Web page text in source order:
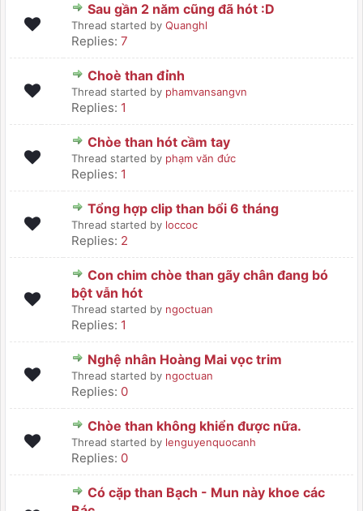
Sau gần 2 năm cũng đã hót :D
Thread started by Quanghl
Replies: 7
Choè than đỉnh
Thread started by phamvansangvn
Replies: 1
Chòe than hót cầm tay
Thread started by phạm văn đức
Replies: 1
Tổng hợp clip than bổi 6 tháng
Thread started by loccoc
Replies: 2
Con chim chòe than gãy chân đang bó
bột vẫn hót
Thread started by ngoctuan
Replies: 1
Nghệ nhân Hoàng Mai vọc trim
Thread started by ngoctuan
Replies: 0
Chòe than không khiển được nữa.
Thread started by lenguyenquocanh
Replies: 0
Có cặp than Bạch - Mun này khoe các